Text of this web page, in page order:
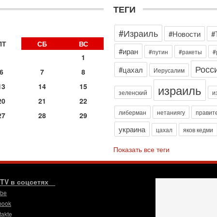
В
СБ
ВС
1
6 7
8
14
15
21
22
28
29
ТЕГИ
#Израиль
#Новости
#иран
#путин #ракеты
#цахал Иерусалим
зеленский израиль
либерман нетаниягу
украина цахал яков кедми
Показать все теги
в соцсетях